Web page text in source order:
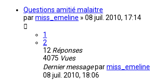
Questions amitié malaitre
parmiss_emeline » 08 juil. 2010, 17:14
1
2
12 Réponses
4075 Vues
Dernier messageparmiss_emeline
08 juil. 2010, 18:06